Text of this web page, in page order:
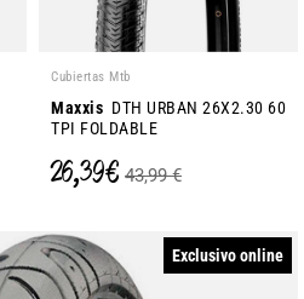
Cubiertas Mtb
Maxxis DTH URBAN 26X2.30 60
TPI FOLDABLE
26,39 € 43,99 €
Exclusivo online